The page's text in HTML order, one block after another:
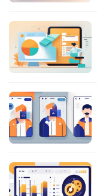
了
解
普
元
联
系
我
们